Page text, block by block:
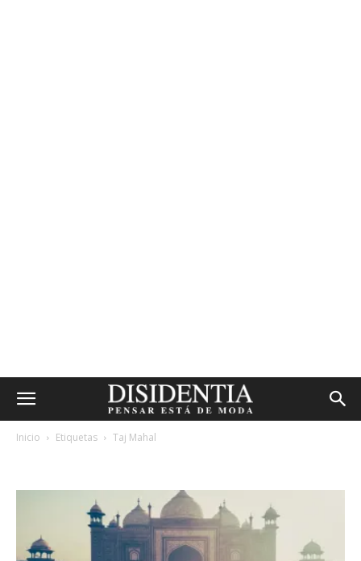
Inicio Etiquetas Taj Mahal